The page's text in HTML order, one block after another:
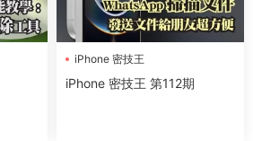
iPhone 密技王
iPhone 密技王 第112期